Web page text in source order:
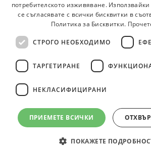
Когато получим оферта
Vihra AI
За новодошли
Всички услуги на JobTiger
© 2000-2026 JobTiger. Всички
потребителското изживяване.
се съгласявате с всички бисквитки в
Политика за Бисквитки.
СТРОГО НЕОБХОДИМО
ТАРГЕТИРАНЕ
НЕКЛАСИФИЦИРАНИ
ПРИЕМЕТЕ ВСИЧКИ
ПОКАЖЕТЕ